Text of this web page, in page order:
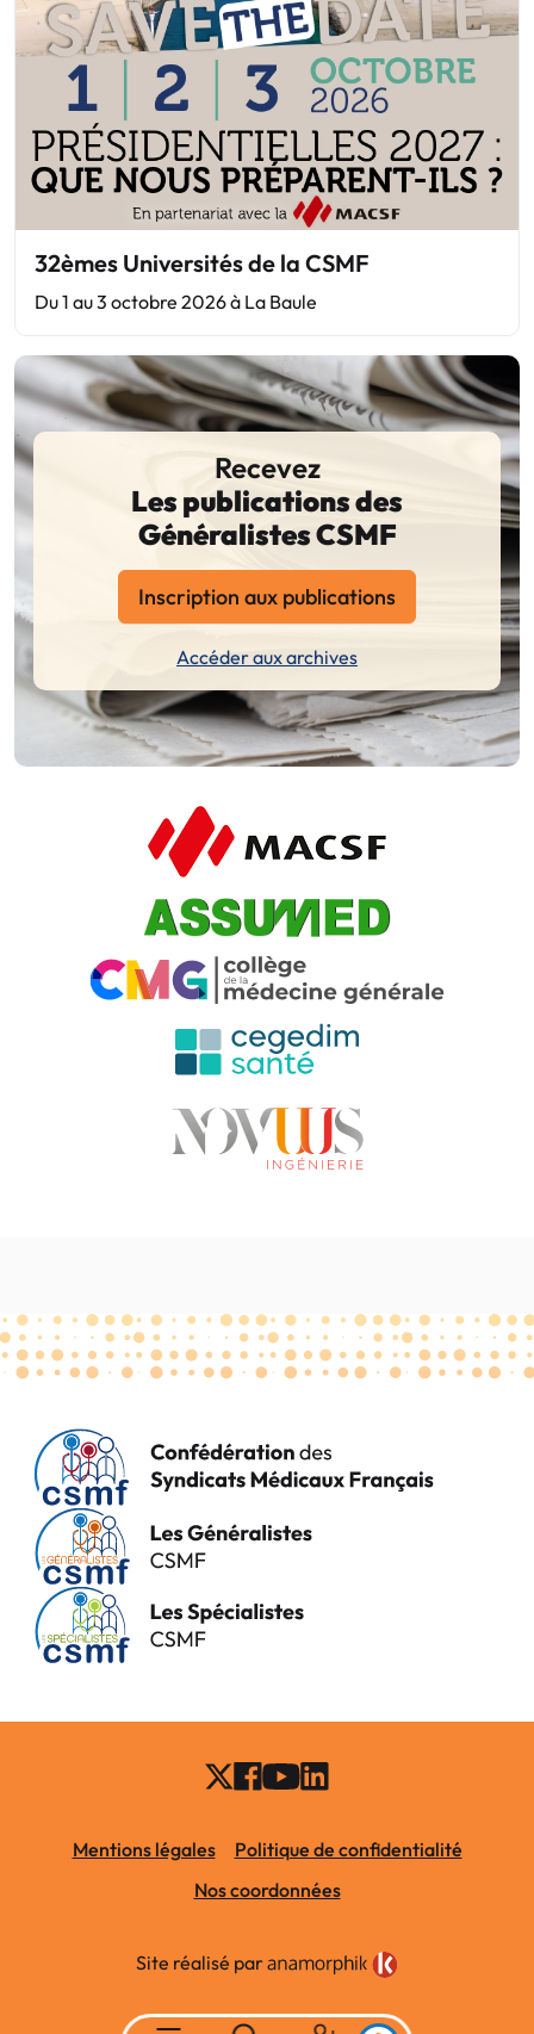
32èmes Universités de la CSMF
Du 1 au 3 octobre 2026 à La Baule
Recevez
Les publications des
Généralistes CSMF
Inscription aux publications
Accéder aux archives
Mentions légales
Politique de confidentialité
Nos coordonnées
Site réalisé par